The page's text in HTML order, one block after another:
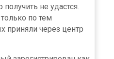
не удастся.
по тем
приняли через центр